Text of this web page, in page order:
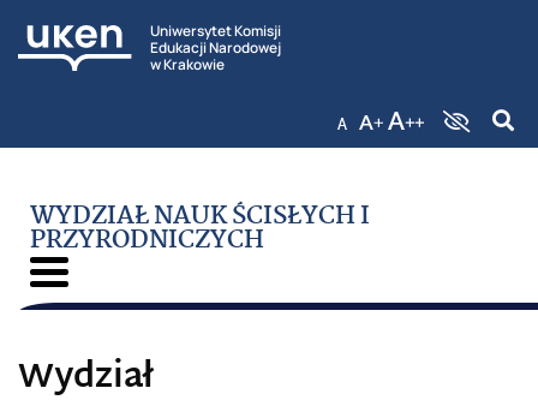
Uniwersytet Komisji
Edukacji Narodowej
w Krakowie
WYDZIAŁ NAUK ŚCISŁYCH I
PRZYRODNICZYCH
Wydział